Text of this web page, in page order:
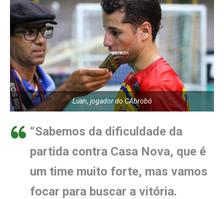
Luan, jogador do CAbrobó
“Sabemos da dificuldade da
partida contra Casa Nova, que é
um time muito forte, mas vamos
focar para buscar a vitória.